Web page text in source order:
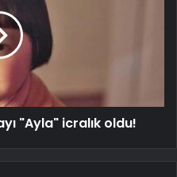
"Ayla" icralık oldu!